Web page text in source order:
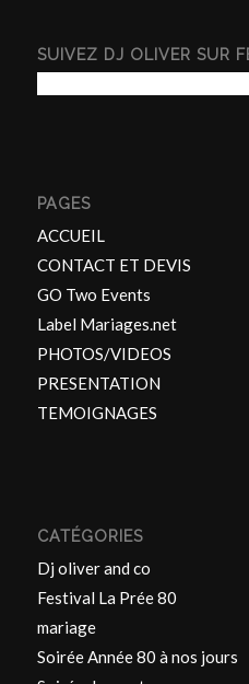
SUIVEZ DJ OLIVER SUR
PAGES
ACCUEIL
CONTACT ET DEVIS
GO Two Events
Label Mariages.net
PHOTOS/VIDEOS
PRESENTATION
TEMOIGNAGES
CATÉGORIES
Dj oliver and co
Festival La Prée 80
mariage
Soirée Année 80 à nos jours